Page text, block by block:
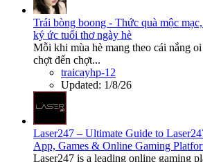
Trái bòng boong - Thức quà mộc
ký ức tuổi thơ ngày hè
Mỗi khi mùa hè mang theo cái nắng
chợt đến chợt...
traicayhp-12
Updated: 1/8/26
Laser247 – Ultimate Guide to
App, Games & Online Gaming
Laser247 is a leading online gaming